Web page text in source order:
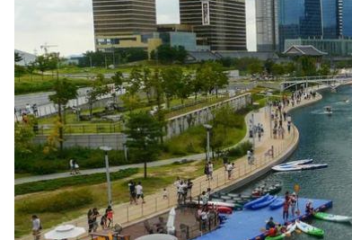
писали.
Окремо варто згадати Південну Корею.
зазвичай в уже наявних мегаполісах, то
«розумне» Сонґдо, закладене у 2000 році за
Нині компанія з Південної Кореї планує
«Єврорадіо» розповідають про
задоволені не всі.